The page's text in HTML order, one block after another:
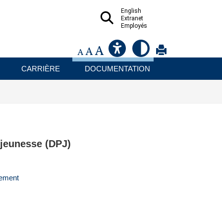
English
Extranet
Employés
CARRIÈRE DOCUMENTATION
(DPJ)